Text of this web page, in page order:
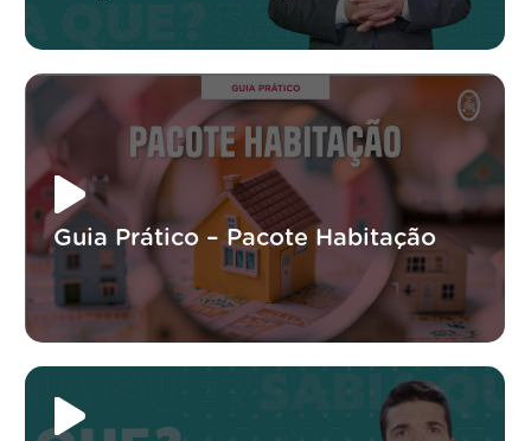
Guia Prático – Pacote Habitação